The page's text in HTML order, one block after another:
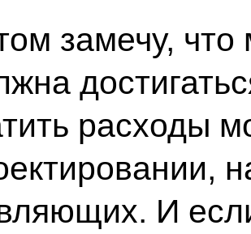
замечу,
расходы
И